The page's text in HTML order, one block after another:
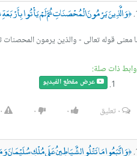
﴿وَالَّذِينَ يَرْمُونَ الْمُحْصَنَاتِ ثُمَّ لَمْ يَأْتُوا
معنى قوله تعالى - والذين يرمون المحصنات
ذات صلة:
عرض مقطع الفيديو
٠تعليق ٠ ٠ ٠
﴿وَاتَّبَعُوا مَا تَتْلُو الشَّيَاطِينُ عَلَى مُلْكِ